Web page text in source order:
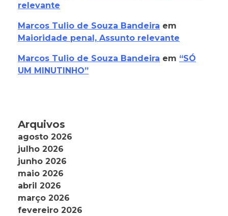
relevante
Marcos Tulio de Souza Bandeira em
Maioridade penal, Assunto relevante
Marcos Tulio de Souza Bandeira em “SÓ
UM MINUTINHO”
Arquivos
agosto 2026
julho 2026
junho 2026
maio 2026
abril 2026
março 2026
fevereiro 2026